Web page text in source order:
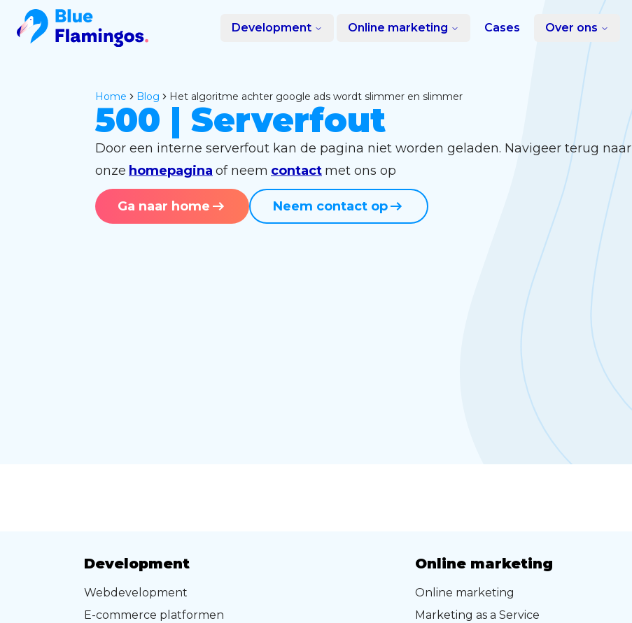
Development Online marketing Cases Over ons
Home blog het algoritme achter google ads wordt slimmer en slimmer
500 | Serverfout
Door een interne serverfout kan de pagina niet worden geladen. Navigeer terug naar
onze homepagina of neem contact met ons op
Ga naar home Neem contact op
Development
Webdevelopment
E-commerce platformen
Online marketing
Online marketing
Marketing as a Service